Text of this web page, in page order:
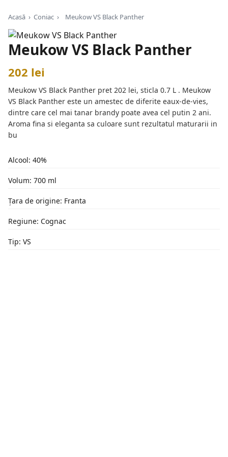
Acasă › Coniac › Meukow VS Black Panther
Meukow VS Black Panther
202 lei
Meukow VS Black Panther pret 202 lei, sticla 0.7 L . ​​​Meukow
VS Black Panther ​este un amestec de diferite eaux-de-vies,
dintre care cel mai tanar brandy poate avea cel putin 2 ani.
Aroma fina si eleganta sa culoare sunt rezultatul maturarii in
bu
Alcool: 40%
Volum: 700 ml
Țara de origine: Franta
Regiune: Cognac
Tip: VS